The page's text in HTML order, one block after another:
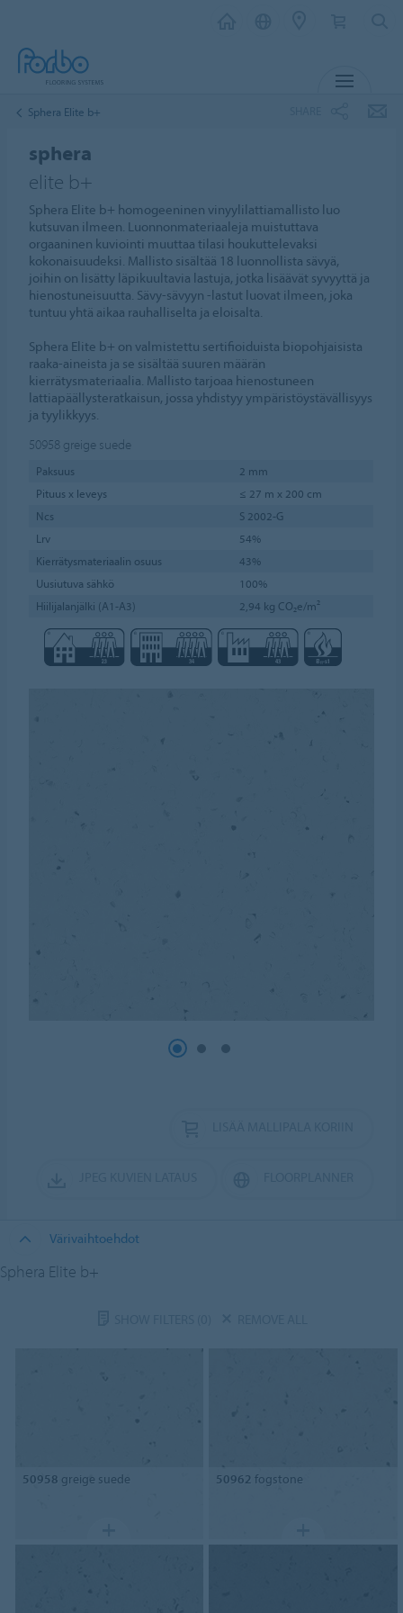
Sphera Elite b+
sphera
elite b+
Sphera Elite b+ homogeeninen vinyylilattiamallisto luo
kutsuvan ilmeen. Luonnonmateriaaleja muistuttava
orgaaninen kuviointi muuttaa tilasi houkuttelevaksi
kokonaisuudeksi. Mallisto sisältää 18 luonnollista sävyä,
joihin on lisätty läpikuultavia lastuja, jotka lisäävät syvyyttä ja
hienostuneisuutta. Sävy-sävyyn -lastut luovat ilmeen, joka
tuntuu yhtä aikaa rauhalliselta ja eloisalta.
Sphera Elite b+ on valmistettu sertifioiduista bio­pohjaisista
raaka-aineista ja se sisältää suuren määrän
kierrätysmateriaalia. Mallisto tarjoaa hienostuneen
lattiapäällysteratkaisun, jossa yhdistyy ympäristöystävällisyys
ja tyylikkyys.
50958 greige suede
Paksuus
2 mm
Pituus x leveys
≤ 27 m x 200 cm
Ncs
S 2002-G
Lrv
54%
Kierrätysmateriaalin osuus
43%
Uusiutuva sähkö
100%
Hiilijalanjälki (A1-A3)
2,94 kg CO₂e/m²
Värivaihtoehdot
Sphera Elite b+
50958 greige suede 50962 fogstone